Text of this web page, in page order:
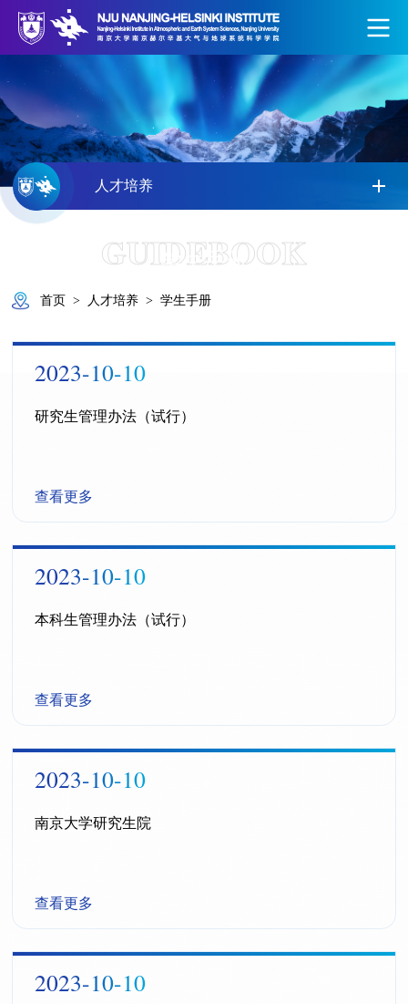
人才培养
学生手册
GUIDEBOOK
首页 > 人才培养 > 学生手册
2023-10-10
研究生管理办法（试行）
查看更多
2023-10-10
本科生管理办法（试行）
查看更多
2023-10-10
南京大学研究生院
查看更多
2023-10-10